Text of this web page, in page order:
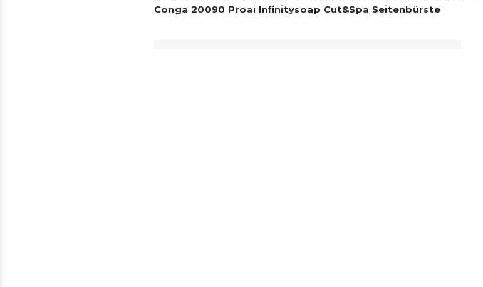
Conga 20090 Proai Infinitysoap Cut&Spa Seitenbürste